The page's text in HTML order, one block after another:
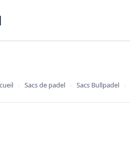
› Sacs de padel › Sacs Bullpadel ›